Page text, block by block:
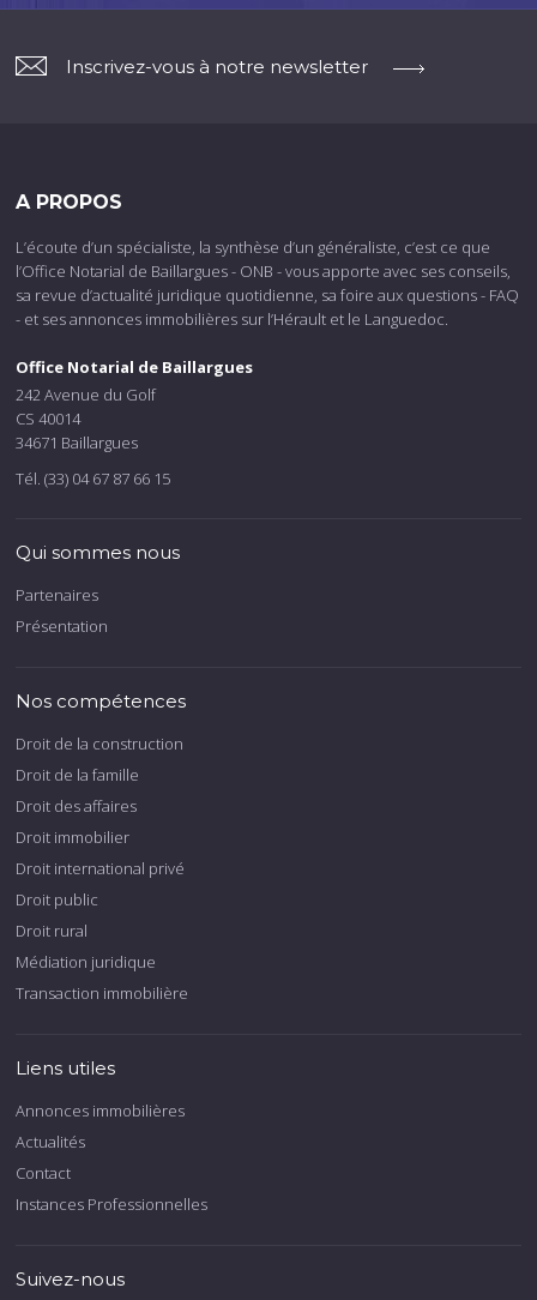
Inscrivez-vous à notre newsletter
A PROPOS
L’écoute d’un spécialiste, la synthèse d’un généraliste, c’est ce que
l’Office Notarial de Baillargues - ONB - vous apporte avec ses conseils,
sa revue d’actualité juridique quotidienne, sa foire aux questions - FAQ
- et ses annonces immobilières sur l’Hérault et le Languedoc.
Office Notarial de Baillargues
242 Avenue du Golf
CS 40014
34671 Baillargues
Tél. (33) 04 67 87 66 15
Qui sommes nous
Partenaires
Présentation
Nos compétences
Droit de la construction
Droit de la famille
Droit des affaires
Droit immobilier
Droit international privé
Droit public
Droit rural
Médiation juridique
Transaction immobilière
Liens utiles
Annonces immobilières
Actualités
Contact
Instances Professionnelles
Suivez-nous